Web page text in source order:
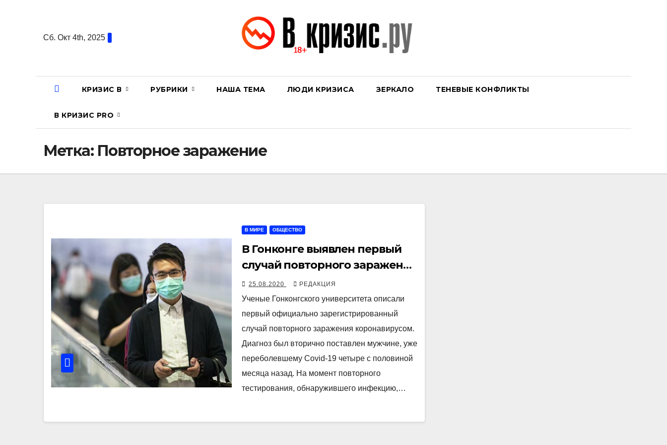
содержаниюСб. Окт 4th, 2025
КРИЗИС В РУБРИКИ НАША ТЕМА ЛЮДИ КРИЗИСА ЗЕРКАЛО ТЕНЕВЫЕ КОНФЛИКТЫ
В КРИЗИС PRO
Метка: Повторное заражение
В МИРЕ ОБЩЕСТВО
В Гонконге выявлен первый
случай повторного заражения
коронавирусом
25.08.2020 РЕДАКЦИЯ
Ученые Гонконгского университета описали
первый официально зарегистрированный
случай повторного заражения коронавирусом.
Диагноз был вторично поставлен мужчине, уже
переболевшему Covid-19 четыре с половиной
месяца назад. На момент повторного
тестирования, обнаружившего инфекцию,…